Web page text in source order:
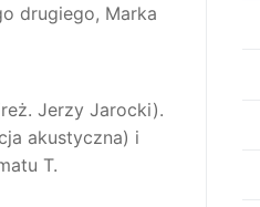
drugiego, Marka
Jerzy Jarocki).
akustyczna) i
T.